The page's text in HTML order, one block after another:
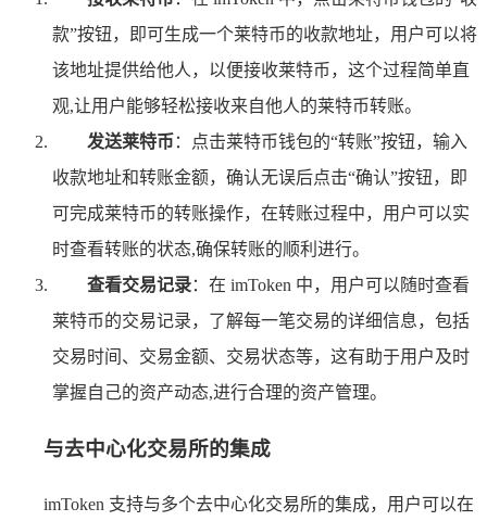
款”按钮，即可生成一个莱特币的收款地址，用户可以将
该地址提供给他人，以便接收莱特币，这个过程简单直
观,让用户能够轻松接收来自他人的莱特币转账。
发送莱特币 ：点击莱特币钱包的“转账”按钮，输入
收款地址和转账金额，确认无误后点击“确认”按钮，即
可完成莱特币的转账操作，在转账过程中，用户可以实
时查看转账的状态,确保转账的顺利进行。
查看交易记录：在 imToken 中，用户可以随时查看
莱特币的交易记录，了解每一笔交易的详细信息，包括
交易时间、交易金额、交易状态等，这有助于用户及时
掌握自己的资产动态,进行合理的资产管理。
与去中心化交易所的集成
imToken 支持与多个去中心化交易所的集成，用户可以在